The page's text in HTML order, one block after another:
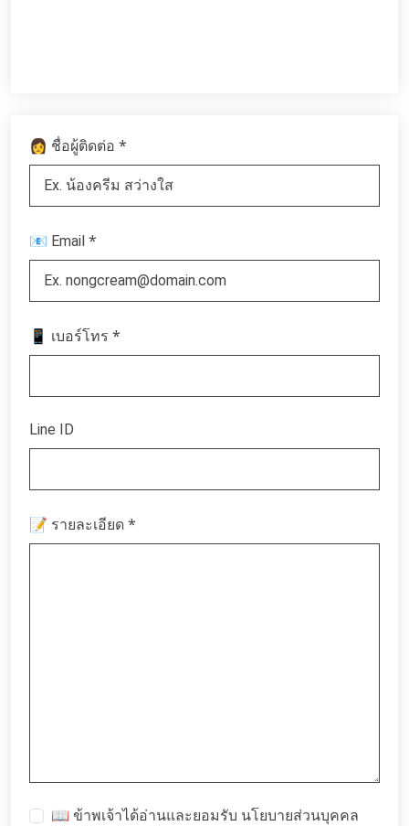
👩 ชื่อผู้ติดต่อ *
📧 Email *
📱 เบอร์โทร *
Line ID
📝 รายละเอียด *
📖 ข้าพเจ้าได้อ่านและยอมรับ นโยบายส่วนบุคคล